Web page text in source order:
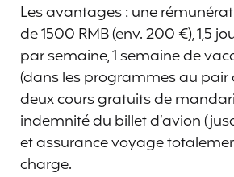
Les avantages : une
de 1500 RMB (env. 200 €), 1,5
par semaine, 1 semaine de
(dans les programmes au pair
deux cours gratuits de
indemnité du billet d’avion
et assurance voyage
charge.